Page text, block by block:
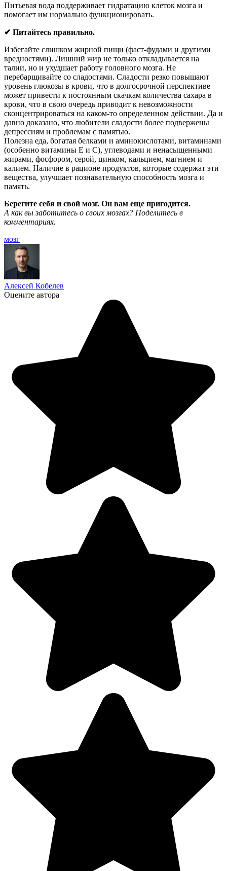
Питьевая вода поддерживает гидратацию клеток мозга и
помогает им нормально функционировать.
✔ Питайтесь правильно.
Избегайте слишком жирной пищи (фаст-фудами и другими
вредностями). Лишний жир не только откладывается на
талии, но и ухудшает работу головного мозга. Не
перебарщивайте со сладостями. Сладости резко повышают
уровень глюкозы в крови, что в долгосрочной перспективе
может привести к постоянным скачкам количества сахара в
крови, что в свою очередь приводит к невозможности
сконцентрироваться на каком-то определенном действии. Да и
давно доказано, что любители сладости более подвержены
депрессиям и проблемам с памятью.
Полезна еда, богатая белками и аминокислотами, витаминами
(особенно витамины Е и С), углеводами и ненасыщенными
жирами, фосфором, серой, цинком, кальцием, магнием и
калием. Наличие в рационе продуктов, которые содержат эти
вещества, улучшает познавательную способность мозга и
память.
Берегите себя и свой мозг. Он вам еще пригодится.
А как вы заботитесь о своих мозгах? Поделитесь в
комментариях.
мозг
Алексей Кобелев
Оцените автора